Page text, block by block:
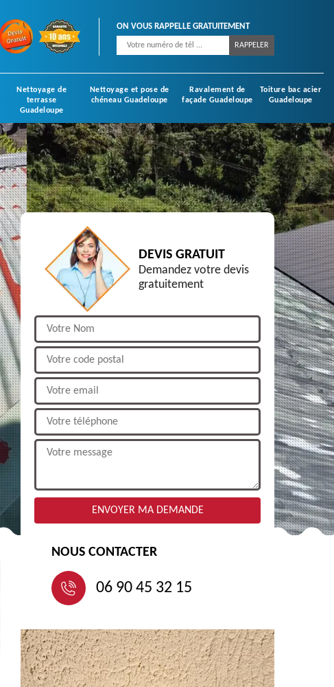
ON VOUS RAPPELLE GRATUITEMENT
Nettoyage de
terrasse
Guadeloupe
Nettoyage et pose de
chéneau Guadeloupe
Ravalement de
façade Guadeloupe
Toiture bac acier
Guadeloupe
DEVIS GRATUIT
Demandez votre devis
gratuitement
NOUS CONTACTER
06 90 45 32 15